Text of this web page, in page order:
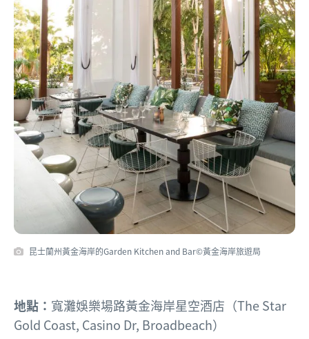
昆士蘭州黃金海岸的Garden Kitchen and Bar©黃金海岸旅遊局
地點： 寬灘娛樂場路黃金海岸星空酒店（The Star
Gold Coast, Casino Dr, Broadbeach）